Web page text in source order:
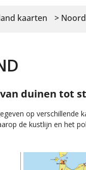
kaarten >
duinen tot
op
de kustlijn en het